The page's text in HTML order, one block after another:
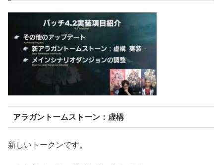
アラガントームストーン：虚構
新しいトークンです。